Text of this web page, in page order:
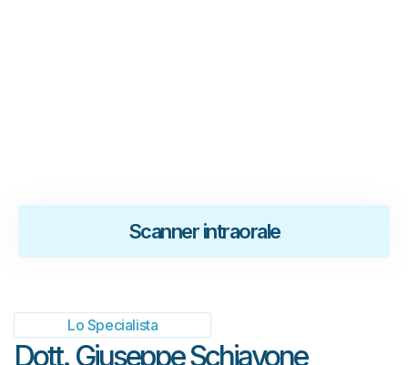
Scanner intraorale
Lo Specialista
Dott. Giuseppe Schiavone